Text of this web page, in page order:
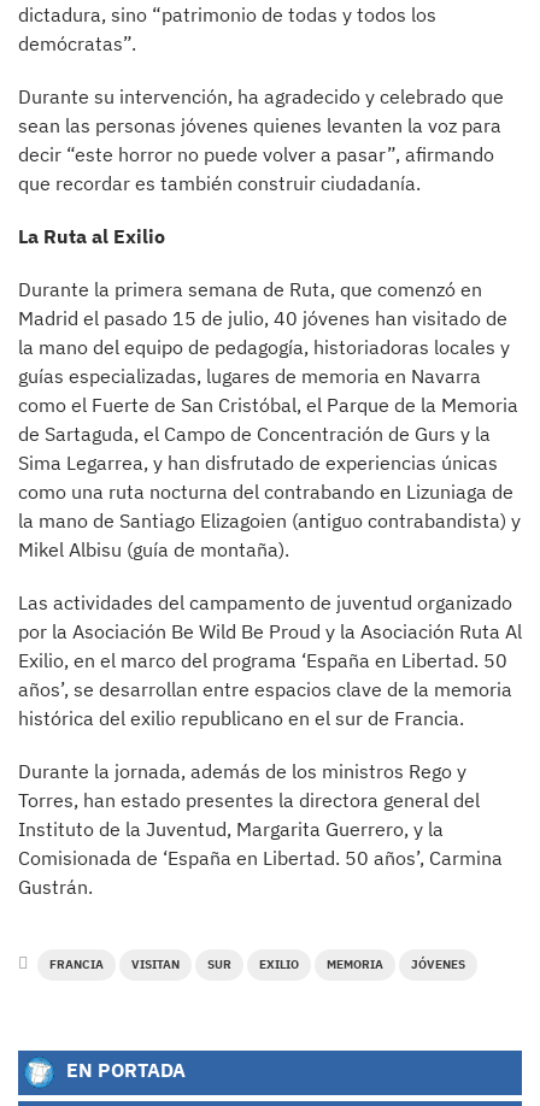
dictadura, sino “patrimonio de todas y todos los
demócratas”.
Durante su intervención, ha agradecido y celebrado que
sean las personas jóvenes quienes levanten la voz para
decir “este horror no puede volver a pasar”, afirmando
que recordar es también construir ciudadanía.
La Ruta al Exilio
Durante la primera semana de Ruta, que comenzó en
Madrid el pasado 15 de julio, 40 jóvenes han visitado de
la mano del equipo de pedagogía, historiadoras locales y
guías especializadas, lugares de memoria en Navarra
como el Fuerte de San Cristóbal, el Parque de la Memoria
de Sartaguda, el Campo de Concentración de Gurs y la
Sima Legarrea, y han disfrutado de experiencias únicas
como una ruta nocturna del contrabando en Lizuniaga de
la mano de Santiago Elizagoien (antiguo contrabandista) y
Mikel Albisu (guía de montaña).
Las actividades del campamento de juventud organizado
por la Asociación Be Wild Be Proud y la Asociación Ruta Al
Exilio, en el marco del programa ‘España en Libertad. 50
años’, se desarrollan entre espacios clave de la memoria
histórica del exilio republicano en el sur de Francia.
Durante la jornada, además de los ministros Rego y
Torres, han estado presentes la directora general del
Instituto de la Juventud, Margarita Guerrero, y la
Comisionada de ‘España en Libertad. 50 años’, Carmina
Gustrán.
FRANCIA VISITAN SUR EXILIO MEMORIA JÓVENES
EN PORTADA